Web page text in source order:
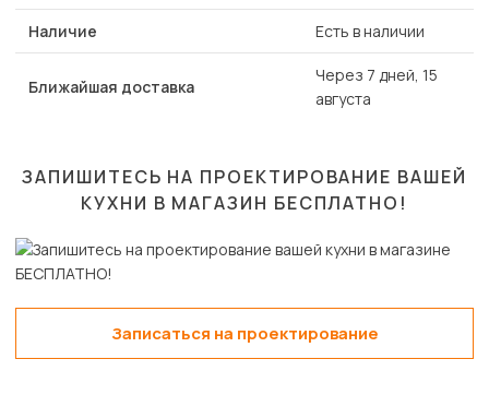
Наличие Есть в наличии
Ближайшая доставка
Через 7 дней, 15
августа
ЗАПИШИТЕСЬ НА ПРОЕКТИРОВАНИЕ ВАШЕЙ
КУХНИ В МАГАЗИН БЕСПЛАТНО!
Записаться на проектирование